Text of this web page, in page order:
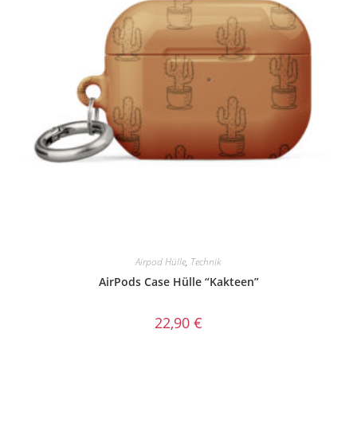
Airpod Hülle, Technik
AirPods Case Hülle “Kakteen”
22,90 €